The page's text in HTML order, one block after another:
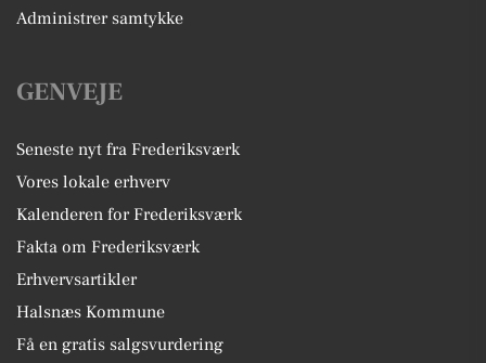
Administrer samtykke
GENVEJE
Seneste nyt fra Frederiksværk
Vores lokale erhverv
Kalenderen for Frederiksværk
Fakta om Frederiksværk
Erhvervsartikler
Halsnæs Kommune
Få en gratis salgsvurdering